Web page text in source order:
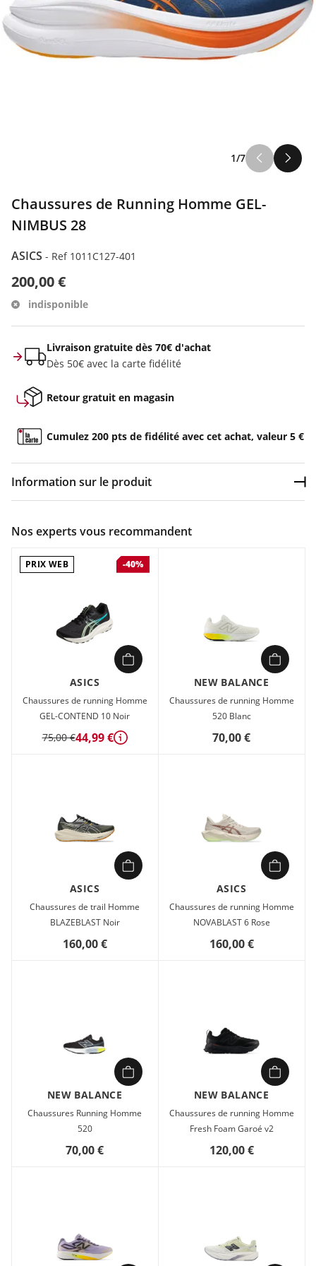
1/7
Chaussures de Running Homme GEL-
NIMBUS 28
ASICS - Ref 1011C127-401
200,00 €
indisponible
Livraison gratuite dès 70€ d'achat
Dès 50€ avec la carte fidélité
Retour gratuit en magasin
Cumulez 200 pts de fidélité avec cet achat, valeur 5 €
Information sur le produit
caoutchouc (rubber)
pour les coureurs recherchant un amorti premium et un
confort inégalé sur longue distance. Alliant légèreté et
performance, elle intègre la technologie FF BLAST™ PLUS et
PureGEL™ pour des atterrissages ultra-doux et une foulée
fluide. Sa tige en maille technique offre une respirabilité
optimale et un ajustement précis, tandis que la semelle
Parfaite pour les entraînements quotidiens ou les courses
d’endurance, elle allie innovation et confort pour une
expérience de running haut de gamme.
Nos experts vous recommandent
PRIX WEB -40%
ASICS
Chaussures de running Homme
GEL-CONTEND 10 Noir
75,00 €44,99 € Détails
NEW BALANCE
Chaussures de running Homme
520 Blanc
70,00 €
ASICS
Chaussures de trail Homme
BLAZEBLAST Noir
160,00 €
ASICS
Chaussures de running Homme
NOVABLAST 6 Rose
160,00 €
NEW BALANCE
Chaussures Running Homme
520
70,00 €
NEW BALANCE
Chaussures de running Homme
Fresh Foam Garoé v2
120,00 €